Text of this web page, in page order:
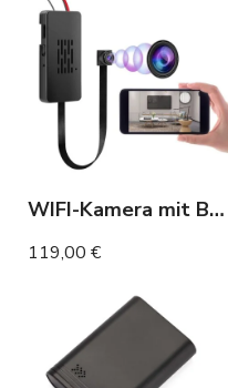
WIFI-Kamera mit Batterie, auf die aus der Ferne zugegriffen werden kann
119,00 €